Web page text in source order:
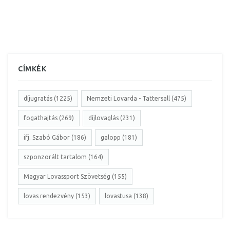
CÍMKÉK
díjugratás (1225) Nemzeti Lovarda - Tattersall (475)
fogathajtás (269) díjlovaglás (231)
ifj. Szabó Gábor (186) galopp (181)
szponzorált tartalom (164)
Magyar Lovassport Szövetség (155)
lovas rendezvény (153) lovastusa (138)